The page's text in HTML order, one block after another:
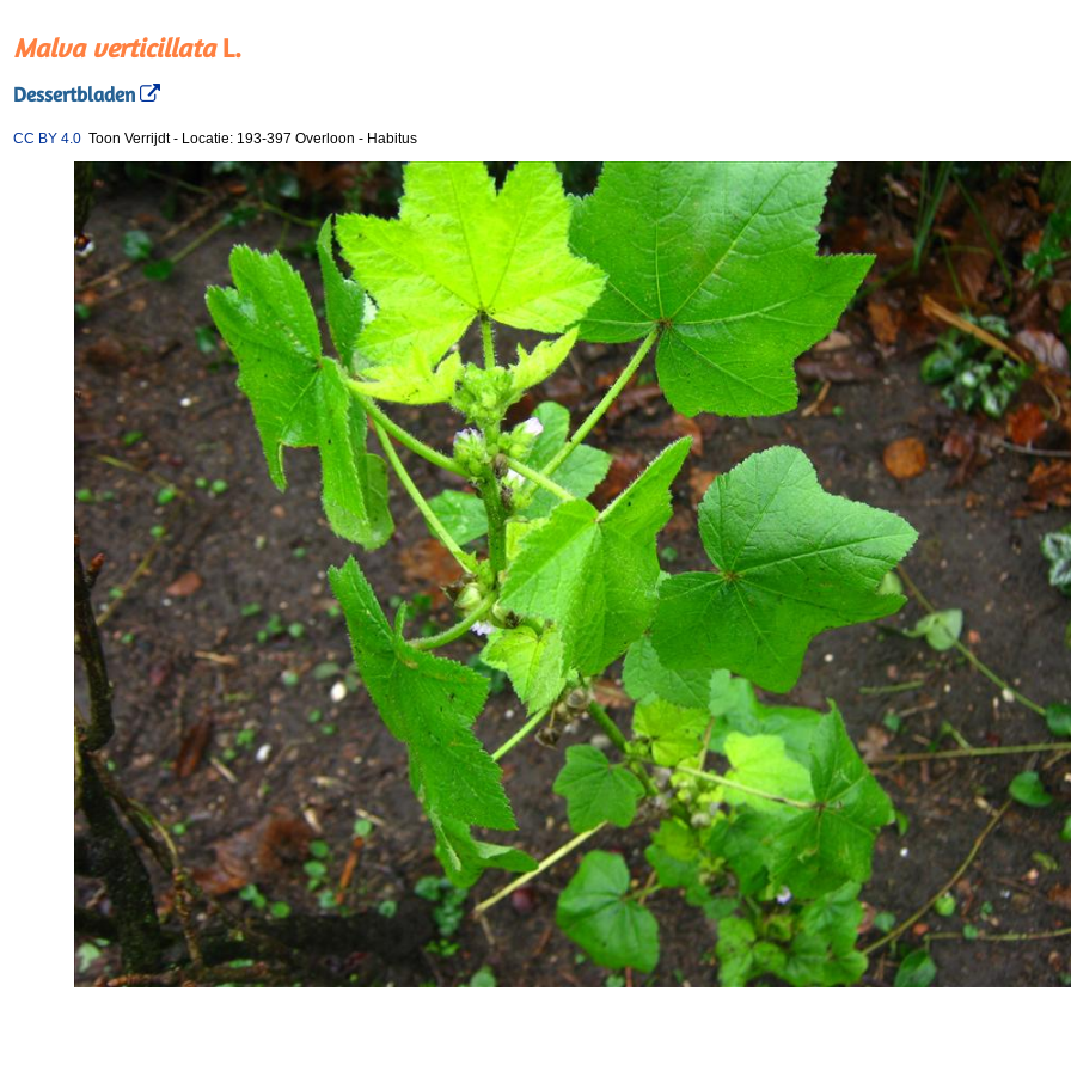
Malva verticillataL.
Dessertbladen
CC BY 4.0 Toon Verrijdt- Locatie: 193-397 Overloon - Habitus